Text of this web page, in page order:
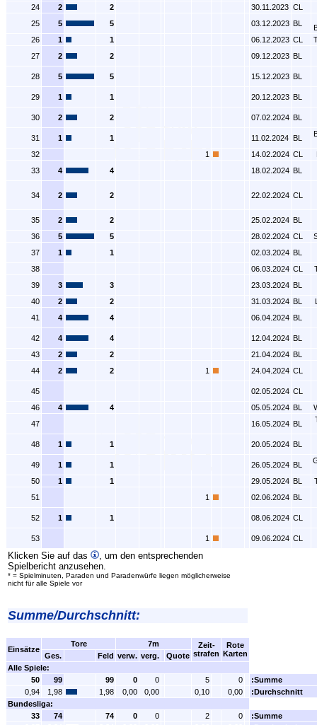
24
2 2 30.11.2023 CL
25
5 5 03.12.2023 BL
26
1 1 06.12.2023 CL
27
2 2 09.12.2023 BL
28 5 5 15.12.2023 BL
29 1 1 20.12.2023 BL
30 2 2 07.02.2024 BL
31 1 1 11.02.2024 BL
32 1 14.02.2024 CL
33
4 4 18.02.2024 BL
34 2 2 22.02.2024 CL
35 2 2 25.02.2024 BL
36
5 5 28.02.2024 CL
37
1 1 02.03.2024 BL
38
06.03.2024 CL
39
3 3 23.03.2024 BL
40
2 2 31.03.2024 BL
41
4 4 06.04.2024 BL
42 4 4 12.04.2024 BL
43
2 2 21.04.2024 BL
44
2 2 1 24.04.2024 CL
45 02.05.2024 CL
46
4 4 05.05.2024 BL
47
16.05.2024 BL
48 1 1 20.05.2024 BL
49 1 1 26.05.2024 BL
50 1 1 29.05.2024 BL
51
1 02.06.2024 BL
52 1 1 08.06.2024 CL
53 1 09.06.2024 CL
Klicken Sie auf das
, um den entsprechenden
Spielbericht anzusehen.
* = Spielminuten, Paraden und Paradenwürfe liegen möglicherweise
nicht für alle Spiele vor
Summe/Durchschnitt:
Einsätze
Tore 7m
Zeit-
strafen
Rote
Karten
Ges. Feld verw. verg.
Quote
Alle Spiele:
50
99 99 0 0 5 0
:Summe
0,94
1,98 1,98 0,00 0,00 0,10 0,00
:Durchschnitt
Bundesliga:
33
74 74 0 0 2 0
:Summe